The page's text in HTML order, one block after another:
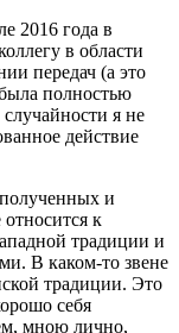
2016 года в
в области
передач (а это
полностью
я не
действие
и
к
традиции и
В каком-то звене
традиции. Это
себя
мною лично,